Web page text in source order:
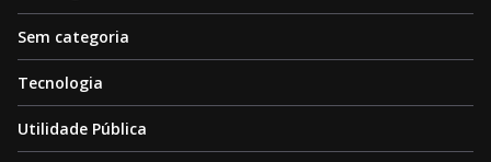
Sem categoria
Tecnologia
Utilidade Pública